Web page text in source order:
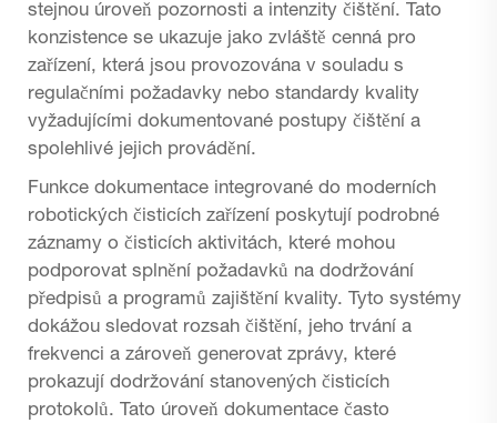
stejnou úroveň pozornosti a intenzity čištění. Tato
konzistence se ukazuje jako zvláště cenná pro
zařízení, která jsou provozována v souladu s
regulačními požadavky nebo standardy kvality
vyžadujícími dokumentované postupy čištění a
spolehlivé jejich provádění.
Funkce dokumentace integrované do moderních
robotických čisticích zařízení poskytují podrobné
záznamy o čisticích aktivitách, které mohou
podporovat splnění požadavků na dodržování
předpisů a programů zajištění kvality. Tyto systémy
dokážou sledovat rozsah čištění, jeho trvání a
frekvenci a zároveň generovat zprávy, které
prokazují dodržování stanovených čisticích
protokolů. Tato úroveň dokumentace často